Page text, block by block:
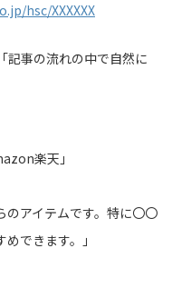
hsc/XXXXXX
記事の流れの中で自然に
楽天」
のアイテムです。特に〇〇
できます。」